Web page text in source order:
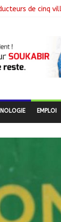
de cinq
matière de
EMPLOI